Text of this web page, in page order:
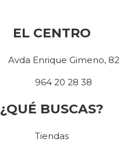
EL CENTRO
Avda Enrique Gimeno, 82
964 20 28 38
¿QUÉ BUSCAS?
Tiendas